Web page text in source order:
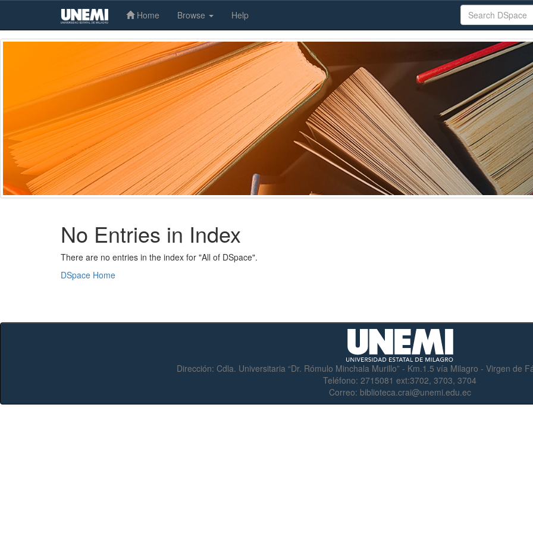
Skip
Home Browse Help
No Entries in Index
There are no entries in the index for "All of DSpace".
DSpace Home
Dirección: Cdla. Universitaria “Dr. Rómulo Minchala Murillo” - Km.1.5 vía Milagro - Virgen de
Teléfono: 2715081 ext:3702, 3703, 3704
Correo: biblioteca.crai@unemi.edu.ec